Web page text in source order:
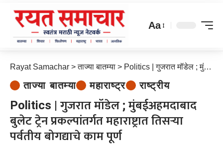
Aa
Rayat Samachar >ताज्या बातम्या > Politics | गुजरात मॉडेल ; मुंबईअहमदाबाद बुलेट ट्रेन प्रकल्पांतर्गत महाराष्ट्रात तिसऱ्या पर्वतीय बोगद्याचे काम पूर्ण
ताज्या बातम्या महाराष्ट्र राष्ट्रीय
Politics | गुजरात मॉडेल ; मुंबईअहमदाबाद
बुलेट ट्रेन प्रकल्पांतर्गत महाराष्ट्रात तिसऱ्या
पर्वतीय बोगद्याचे काम पूर्ण